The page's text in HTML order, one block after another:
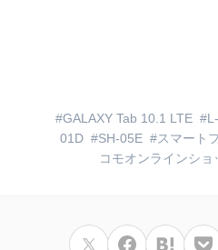
GALAXY Tab 10.1 LTE
01D
SH-05E スマート
コモオンラインショ